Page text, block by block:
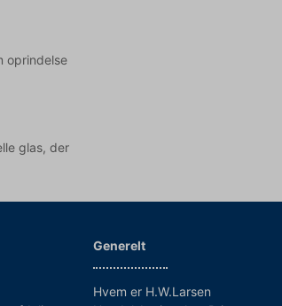
oprindelse
glas, der
Generelt
Hvem er H.W.Larsen